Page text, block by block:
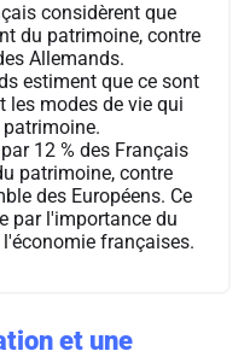
considèrent que
du patrimoine, contre
Allemands.
estiment que ce sont
les modes de vie qui
12 % des Français
patrimoine, contre
des Européens. Ce
par l'importance du
françaises.
et une